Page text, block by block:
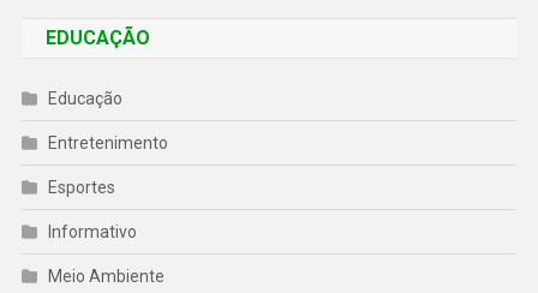
EDUCAÇÃO
Educação
Entretenimento
Esportes
Informativo
Meio Ambiente